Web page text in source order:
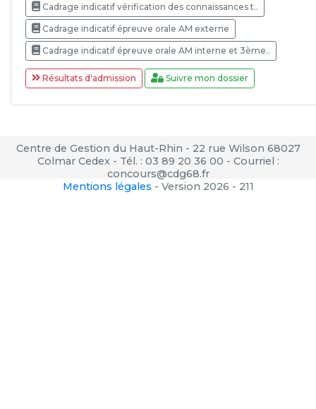
Cadrage indicatif vérification des connaissances t..
Cadrage indicatif épreuve orale AM externe
Cadrage indicatif épreuve orale AM interne et 3ème..
Résultats d'admission Suivre mon dossier
Centre de Gestion du Haut-Rhin - 22 rue Wilson 68027
Colmar Cedex - Tél. : 03 89 20 36 00 - Courriel :
concours@cdg68.fr
Mentions légales - Version 2026 - 211